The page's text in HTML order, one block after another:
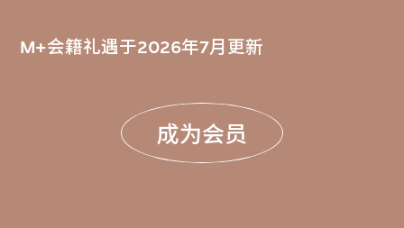
M+会籍礼遇于2026年7月更新
成为会员